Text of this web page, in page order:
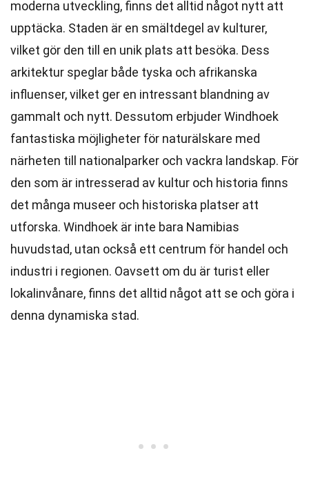
moderna utveckling, finns det alltid något nytt att
upptäcka. Staden är en smältdegel av kulturer,
vilket gör den till en unik plats att besöka. Dess
arkitektur speglar både tyska och afrikanska
influenser, vilket ger en intressant blandning av
gammalt och nytt. Dessutom erbjuder Windhoek
fantastiska möjligheter för naturälskare med
närheten till nationalparker och vackra landskap. För
den som är intresserad av kultur och historia finns
det många museer och historiska platser att
utforska. Windhoek är inte bara Namibias
huvudstad, utan också ett centrum för handel och
industri i regionen. Oavsett om du är turist eller
lokalinvånare, finns det alltid något att se och göra i
denna dynamiska stad.